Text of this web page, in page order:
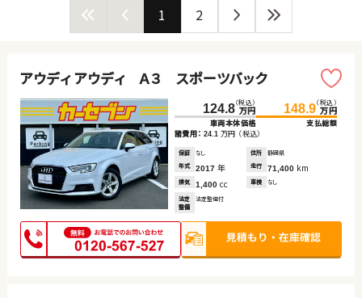
1 2
アウディ アウディ Ａ３ スポーツバック
124.8（税込）
万円
車両本体価格
148.9（税込）
万円
支払総額
諸費用： 24.1 万円 （税込）
保証 なし 住所
静岡県
年式
2017 年 走行 71,400 km
排気 1,400 cc 車検 なし
法定
整備
法定整備付